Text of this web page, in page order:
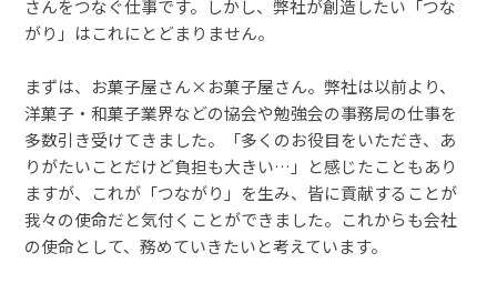
さんをつなぐ仕事です。しかし、弊社が創造したい「つな
がり」はこれにとどまりません。
まずは、お菓子屋さん×お菓子屋さん。弊社は以前より、
洋菓子・和菓子業界などの協会や勉強会の事務局の仕事を
多数引き受けてきました。「多くのお役目をいただき、あ
りがたいことだけど負担も大きい…」と感じたこともあり
ますが、これが「つながり」を生み、皆に貢献することが
我々の使命だと気付くことができました。これからも会社
の使命として、務めていきたいと考えています。